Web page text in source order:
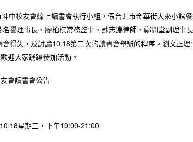
中校友會線上讀書會執行小組，假台北市金華街大來小館
譽理事長、廖柏棋常務監事、蘇志淵律師、鄭問堂副理事
得失，及討論10.18第二次的讀書會舉辦的程序。劉文正
迎大家踴躍參加活動。
會讀書會公告
星期三，下午19:00-21:00